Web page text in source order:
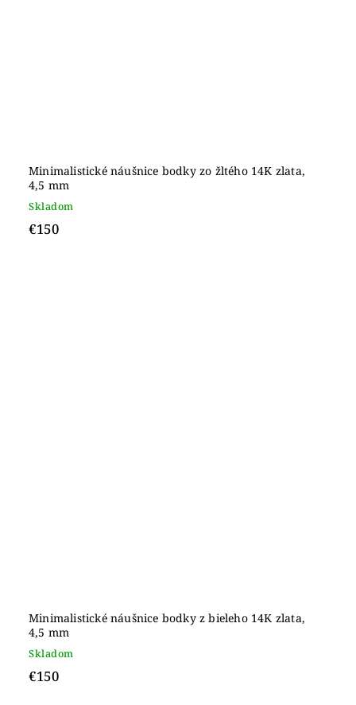
Minimalistické náušnice bodky zo žltého 14K zlata,
4,5 mm
Skladom
€150
Minimalistické náušnice bodky z bieleho 14K zlata,
4,5 mm
Skladom
€150